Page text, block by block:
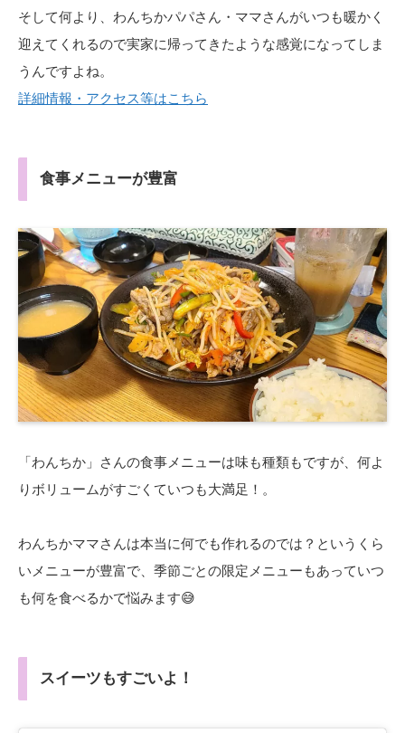
そして何より、わんちかパパさん・ママさんがいつも暖かく
迎えてくれるので実家に帰ってきたような感覚になってしま
うんですよね。
詳細情報・アクセス等はこちら
食事メニューが豊富
「わんちか」さんの食事メニューは味も種類もですが、何よ
りボリュームがすごくていつも大満足！。
わんちかママさんは本当に何でも作れるのでは？というくら
いメニューが豊富で、季節ごとの限定メニューもあっていつ
も何を食べるかで悩みます😅
スイーツもすごいよ！